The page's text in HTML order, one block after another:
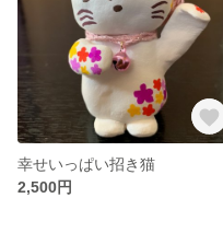
幸せいっぱい招き猫
2,500円